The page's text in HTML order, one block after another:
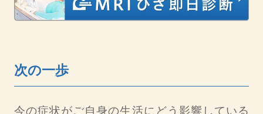
次の一歩
今の症状がご自身の生活にどう影響している